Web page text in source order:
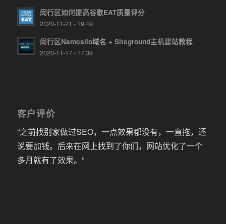
闵行区如何提高谷歌EAT质量评分
2020-11-21 - 19:49
闵行区Namesilo域名 + Siteground主机建站教程
2020-11-17 - 17:39
客户评价
“之前找别家做过SEO，一点效果都没有，一直拖，还
说要加钱。后来在网上找到了你们，网站优化了一个
多月就有了效果。”